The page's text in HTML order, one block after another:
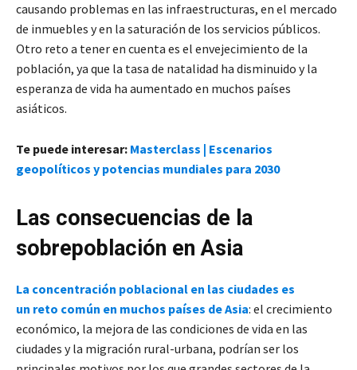
causando problemas en las infraestructuras, en el mercado
de inmuebles y en la saturación de los servicios públicos.
Otro reto a tener en cuenta es el envejecimiento de la
población, ya que la tasa de natalidad ha disminuido y la
esperanza de vida ha aumentado en muchos países
asiáticos.
Te puede interesar: Masterclass | Escenarios
geopolíticos y potencias mundiales para 2030
Las consecuencias de la
sobrepoblación en Asia
La concentración poblacional en las ciudades es
un reto común en muchos países de Asia: el crecimiento
económico, la mejora de las condiciones de vida en las
ciudades y la migración rural-urbana, podrían ser los